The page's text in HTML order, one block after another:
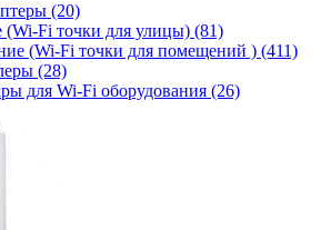
(20)
Fi точки для улицы) (81)
(Wi-Fi точки для помещений ) (411)
(28)
для Wi-Fi оборудования (26)